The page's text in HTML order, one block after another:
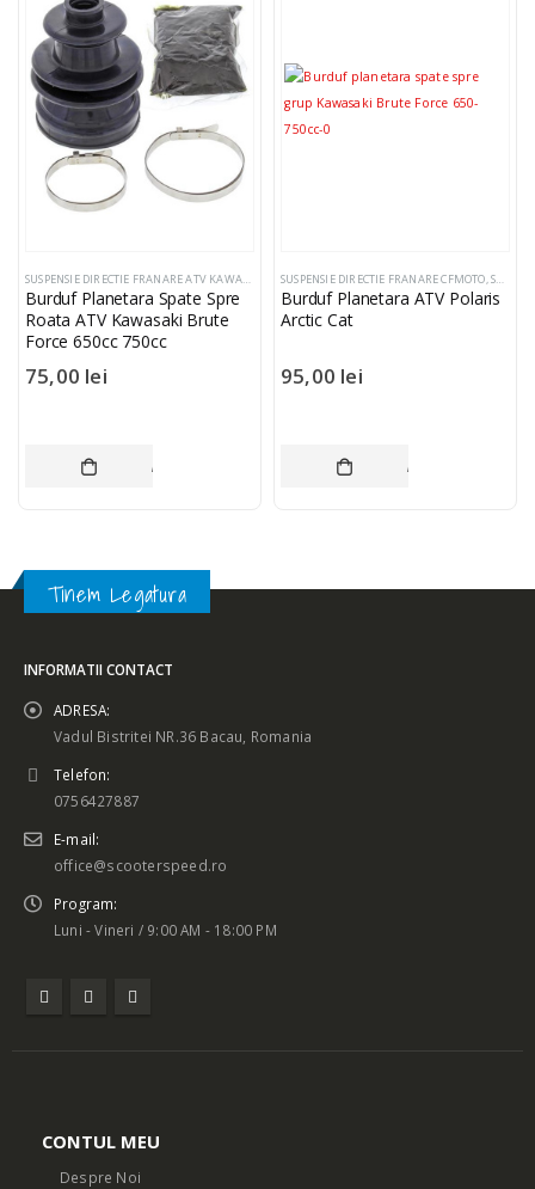
SUSPENSIE DIRECTIE FRANARE ATV KAWASAKI SUSPENSIE DIRECTIE FRANARE CAN-AM,
Burduf Planetara Spate Spre
Roata ATV Kawasaki Brute
Force 650cc 750cc
75,00 lei
ADAUGĂ ÎN COȘ
SUSPENSIE DIRECTIE FRANARE CFMOTO,SUSPENSIE DIRECTIE FRANARE ATV POLARIS
Burduf Planetara ATV Polaris
Arctic Cat
95,00 lei
ADAUGĂ ÎN COȘ
Tinem Legatura
INFORMATII CONTACT
ADRESA:
Vadul Bistritei NR.36 Bacau, Romania
Telefon:
0756427887
E-mail:
office@scooterspeed.ro
Program:
Luni - Vineri / 9:00 AM - 18:00 PM
CONTUL MEU
Despre Noi